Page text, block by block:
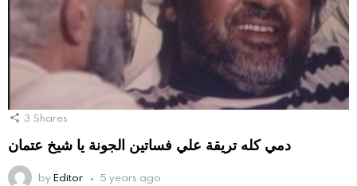
3 Shares
دمي كله تريقة علي فساتين الجونة يا شيخ عتمان
byEditor 5 years ago